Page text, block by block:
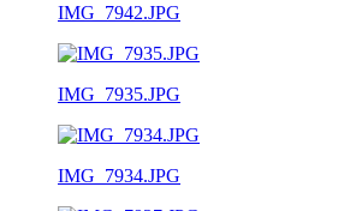
IMG_7942.JPG
IMG_7935.JPG
IMG_7934.JPG